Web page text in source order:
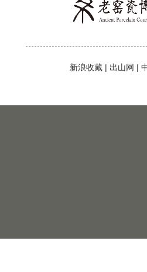
新浪收藏 | 出山网 |